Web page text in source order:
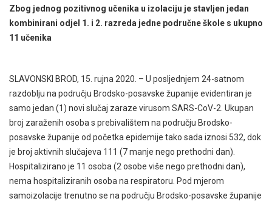
Zbog jednog pozitivnog učenika u izolaciju je stavljen jedan
kombinirani odjel 1. i 2. razreda jedne područne škole s ukupno
11 učenika
SLAVONSKI BROD, 15. rujna 2020. – U posljednjem 24-satnom
razdoblju na području Brodsko-posavske županije evidentiran je
samo jedan (1) novi slučaj zaraze virusom SARS-CoV-2. Ukupan
broj zaraženih osoba s prebivalištem na području Brodsko-
posavske županije od početka epidemije tako sada iznosi 532, dok
je broj aktivnih slučajeva 111 (7 manje nego prethodni dan).
Hospitalizirano je 11 osoba (2 osobe više nego prethodni dan),
nema hospitaliziranih osoba na respiratoru. Pod mjerom
samoizolacije trenutno se na području Brodsko-posavske županije